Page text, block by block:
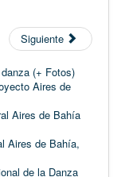
Siguiente
(+ Fotos)
Aires de
Aires de Bahía
Aires de Bahía,
de la Danza